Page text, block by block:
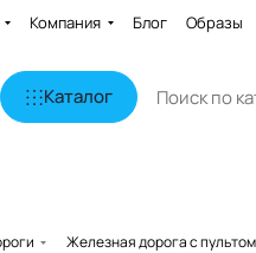
Компания Блог Образы
Каталог
Железная дорога с